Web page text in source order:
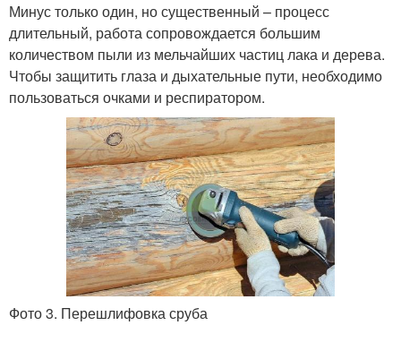
Минус только один, но существенный – процесс
длительный, работа сопровождается большим
количеством пыли из мельчайших частиц лака и дерева.
Чтобы защитить глаза и дыхательные пути, необходимо
пользоваться очками и респиратором.
Фото 3. Перешлифовка сруба